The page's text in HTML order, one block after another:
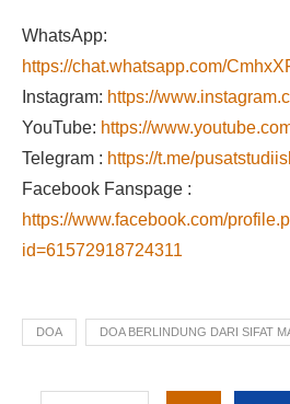
WhatsApp:
https://chat.whatsapp.com/
Instagram: https://
YouTube: https://
Telegram : https://t.me/
Facebook Fanspage :
https://www.facebook.com/
id=61572918724311
DOA DOA BERLINDUNG DARI SIFAT